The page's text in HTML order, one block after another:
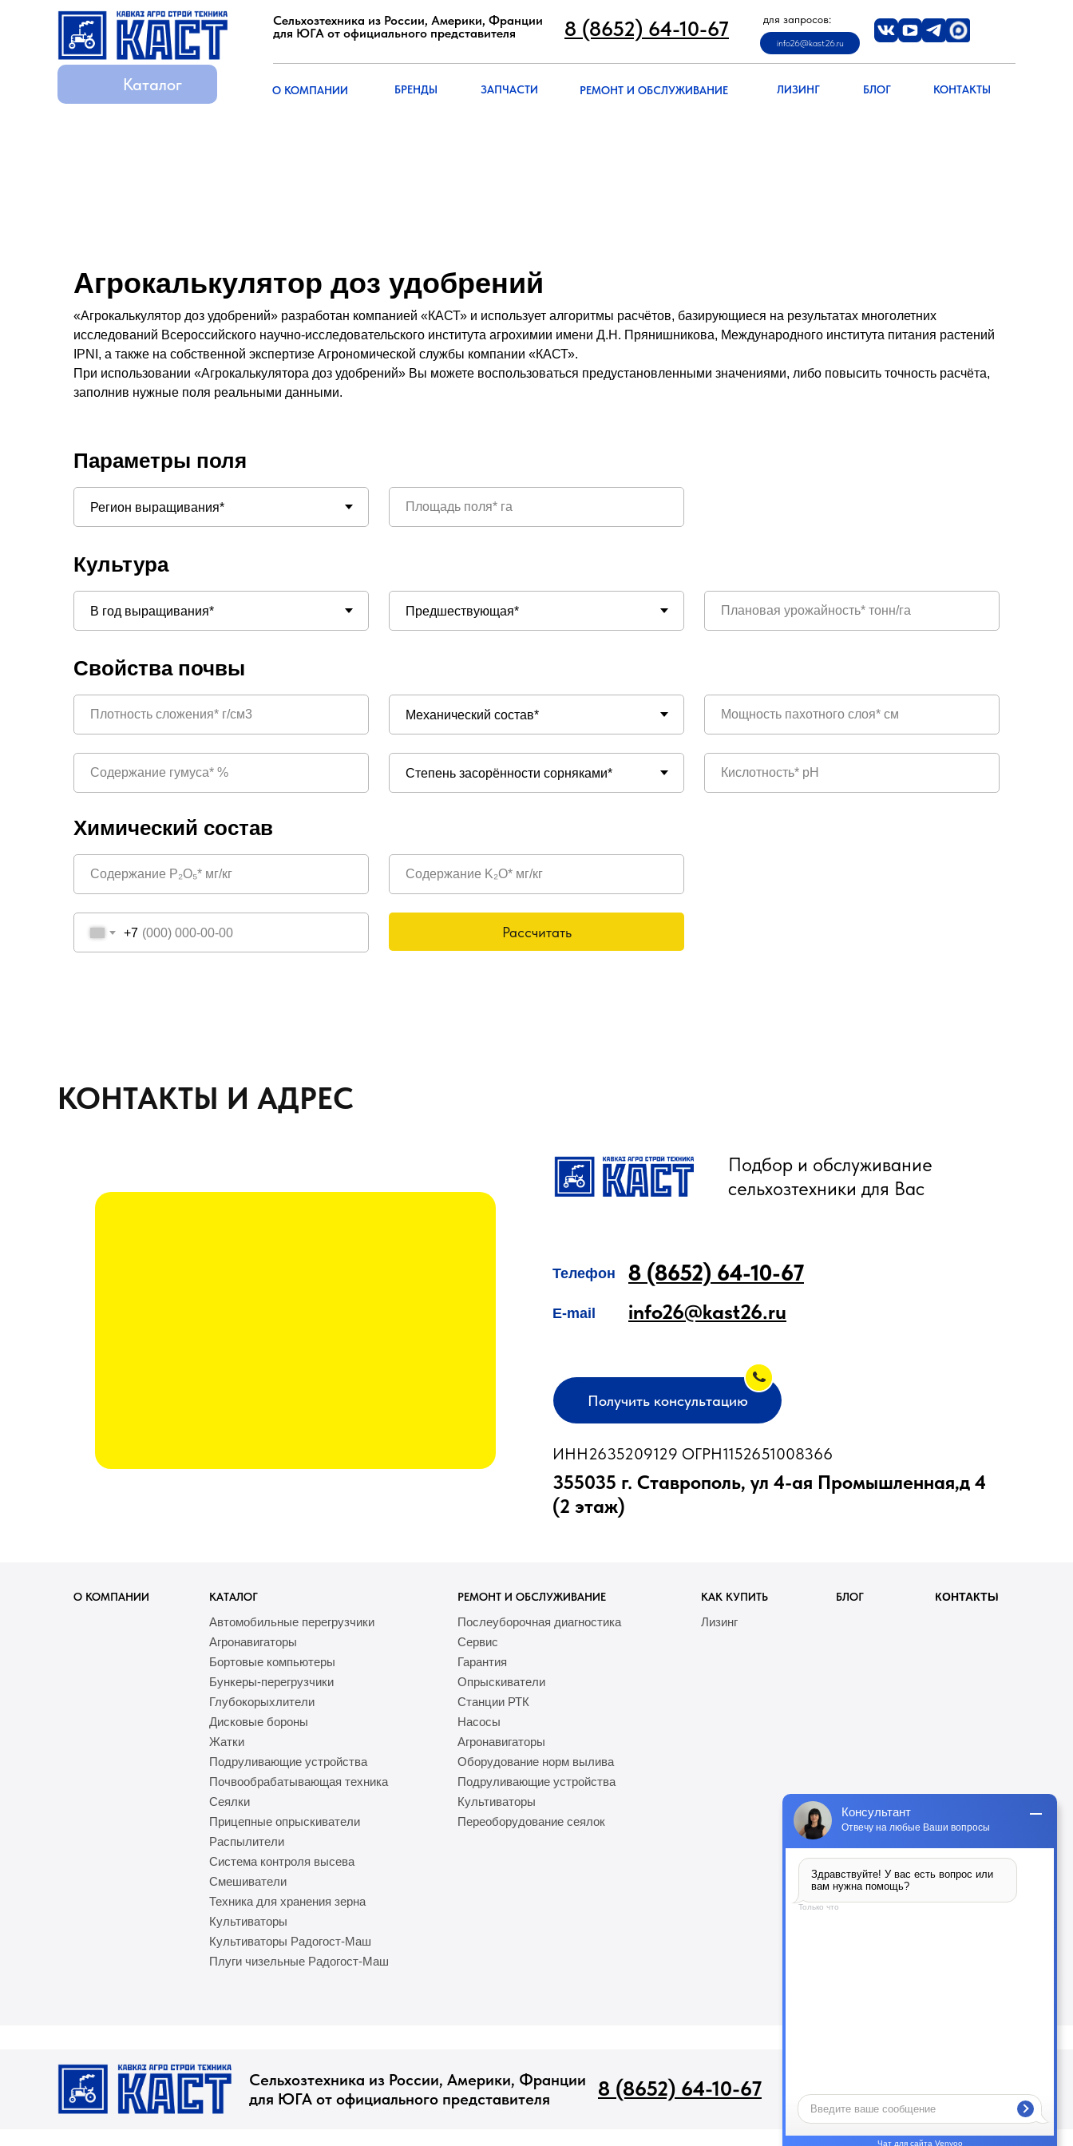
Сельхозтехника из России, Америки, Франции
для ЮГА от официального представителя
8 (8652) 64-10-67 для запросов:
info26@kast26.ru
ЗАПЧАСТИ БЛОГ
Каталог ЛИЗИНГ
РЕМОНТ И ОБСЛУЖИВАНИЕ КОНТАКТЫ
БРЕНДЫ
О КОМПАНИИ
8 (8652) 64-10-67 info26@kast26.ru
info26@kast26.ru
О КОМПАНИИ БРЭНДЫ КОНТАКТЫ
ЛИЗИНГ
Каталог БЛОГ
ЗАПЧАСТИ
Агрокалькулятор доз удобрений
«Агрокалькулятор доз удобрений» разработан компанией «КАСТ» и использует алгоритмы расчётов, базирующиеся на результатах многолетних
исследований Всероссийского научно-исследовательского института агрохимии имени Д.Н. Прянишникова, Международного института питания растений
IPNI, а также на собственной экспертизе Агрономической службы компании «КАСТ».
При использовании «Агрокалькулятора доз удобрений» Вы можете воспользоваться предустановленными значениями, либо повысить точность расчёта,
заполнив нужные поля реальными данными.
Параметры поля
Культура
Свойства почвы
Химический состав
+7 Рассчитать
КОНТАКТЫ И АДРЕС
Подбор и обслуживание
сельхозтехники для Вас
8 (8652) 64-10-67
info26@kast26.ru
Получить консультацию
355035 г. Ставрополь, ул 4-ая Промышленная,д 4
(2 этаж)
Телефон
E-mail
ИНН2635209129 ОГРН1152651008366
О КОМПАНИИ КАТАЛОГ КОНТАКТЫ
РЕМОНТ И ОБСЛУЖИВАНИЕ КАК КУПИТЬ БЛОГ
Автомобильные перегрузчики
Агронавигаторы
Бортовые компьютеры
Бункеры-перегрузчики
Глубокорыхлители
Дисковые бороны
Жатки
Подруливающие устройства
Почвообрабатывающая техника
Прицепные опрыскиватели
Распылители
Система контроля высева
Смешиватели
Техника для хранения зерна
Культиваторы
Культиваторы Радогост-Маш
Плуги чизельные Радогост-Маш
Послеуборочная диагностика
Сервис
Гарантия
Опрыскиватели
Станции РТК
Насосы
Агронавигаторы
Оборудование норм вылива
Подруливающие устройства
Культиваторы
Переоборудование сеялок
Лизинг
Сеялки
Сельхозтехника из России, Америки, Франции
для ЮГА от официального представителя
8 (8652) 64-10-67 info26@kast26.ru
Консультант
Отвечу на любые Ваши вопросы
Здравствуйте! У вас есть вопрос или
вам нужна помощь?
Только что
Чат для сайта Venyoo